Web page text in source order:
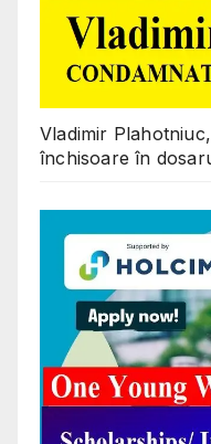
Vladimir
închisoare în